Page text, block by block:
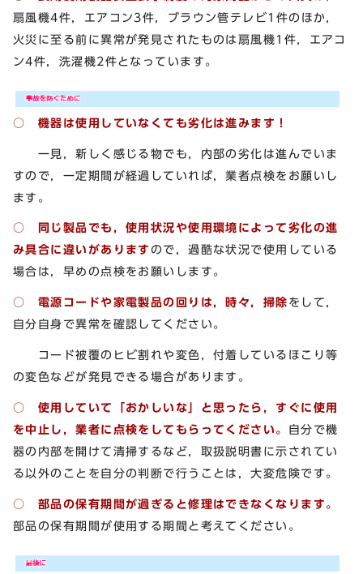
扇風機4件，エアコン3件，ブラウン管テレビ1件のほか，
火災に至る前に異常が発見されたものは扇風機1件，エアコ
ン4件，洗濯機2件となっています。
○ 機器は使用していなくても劣化は進みます！
一見，新しく感じる物でも，内部の劣化は進んでいま
すので，一定期間が経過していれば，業者点検をお願いし
ます。
○ 同じ製品でも，使用状況や使用環境によって劣化の進
み具合に違いがあります ので，過酷な状況で使用している
場合は，早めの点検をお願いします。
○ 電源コードや家電製品の回りは，時々，掃除 をして，
自分自身で異常を確認してください。
コード被覆のヒビ割れや変色，付着しているほこり等
の変色などが発見できる場合があります。
○ 使用していて「おかしいな」と思ったら，すぐに使用
を中止し，業者に点検をしてもらってください。 自分で機
器の内部を開けて清掃するなど，取扱説明書に示されてい
る以外のことを自分の判断で行うことは，大変危険です。
○ 部品の保有期間が過ぎると修理はできなくなります。
部品の保有期間が使用する期間と考えてください。